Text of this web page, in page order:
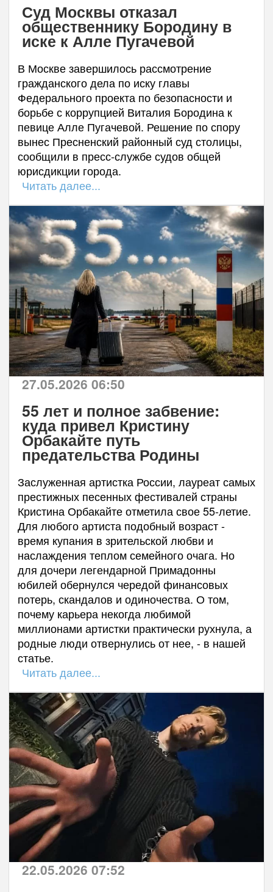
Суд Москвы отказал
общественнику Бородину в
иске к Алле Пугачевой
В Москве завершилось рассмотрение
гражданского дела по иску главы
Федерального проекта по безопасности и
борьбе с коррупцией Виталия Бородина к
певице Алле Пугачевой. Решение по спору
вынес Пресненский районный суд столицы,
сообщили в пресс-службе судов общей
юрисдикции города.
Читать далее...
27.05.2026 06:50
55 лет и полное забвение:
куда привел Кристину
Орбакайте путь
предательства Родины
Заслуженная артистка России, лауреат самых
престижных песенных фестивалей страны
Кристина Орбакайте отметила свое 55-летие.
Для любого артиста подобный возраст -
время купания в зрительской любви и
наслаждения теплом семейного очага. Но
для дочери легендарной Примадонны
юбилей обернулся чередой финансовых
потерь, скандалов и одиночества. О том,
почему карьера некогда любимой
миллионами артистки практически рухнула, а
родные люди отвернулись от нее, - в нашей
статье.
Читать далее...
22.05.2026 07:52